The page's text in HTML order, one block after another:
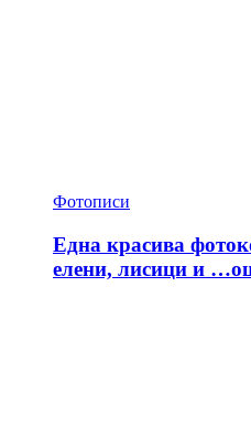
Фотописи
Една красива
елени, лисици и